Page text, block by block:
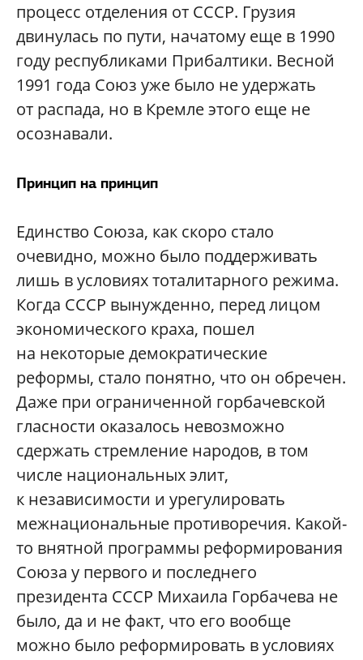
процесс отделения от СССР. Грузия
двинулась по пути, начатому еще в 1990
году республиками Прибалтики. Весной
1991 года Союз уже было не удержать
от распада, но в Кремле этого еще не
осознавали.
Принцип на принцип
Единство Союза, как скоро стало
очевидно, можно было поддерживать
лишь в условиях тоталитарного режима.
Когда СССР вынужденно, перед лицом
экономического краха, пошел
на некоторые демократические
реформы, стало понятно, что он обречен.
Даже при ограниченной горбачевской
гласности оказалось невозможно
сдержать стремление народов, в том
числе национальных элит,
к независимости и урегулировать
межнациональные противоречия. Какой-
то внятной программы реформирования
Союза у первого и последнего
президента СССР Михаила Горбачева не
было, да и не факт, что его вообще
можно было реформировать в условиях